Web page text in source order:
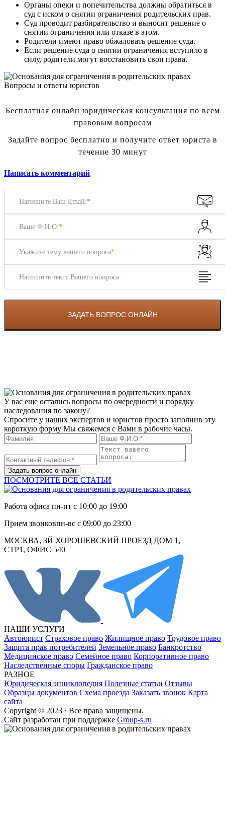
Органы опеки и попечительства должны обратиться в
суд с иском о снятии ограничения родительских прав.
Суд проводит разбирательство и выносит решение о
снятии ограничения или отказе в этом.
Родители имеют право обжаловать решение суда.
Если решение суда о снятии ограничения вступило в
силу, родители могут восстановить свои права.
Вопросы и ответы юристов
Бесплатная онлайн юридическая консультация по всем
правовым вопросам
Задайте вопрос бесплатно и получите ответ юриста в
течение 30 минут
Написать комментарий
Напишите Ваш Email:*
Ваше Ф.И.О:*
Укажите тему вашего вопроса*
Напишите текст Вашего вопроса:
У вас еще остались вопросы по очередности и порядку
наследования по закону?
Спросите у наших экспертов и юристов просто заполнив эту
короткую форму Мы свяжемся с Вами в рабочие часы.
Задать вопрос онлайн
ПОСМОТРИТЕ ВСЕ СТАТЬИ
Работа офиса пн-пт с 10:00 до 19:00
Прием звонковпн-вс с 09:00 до 23:00
МОСКВА, 3Й ХОРОШЕВСКИЙ ПРОЕЗД ДОМ 1,
СТР1, ОФИС 540
НАШИ УСЛУГИ
Автоюрист Страховое право Жилищное право Трудовое право
Защита прав потребителей Земельное право Банкротство
Медицинское право Семейное право Корпоративное право
Наследственные споры Гражданское право
РАЗНОЕ
Юридическая энциклопедия Полезные статьи Отзывы
Образцы документов Схема проезда Заказать звонок Карта
сайта
Copyright © 2023 · Все права защищены.
Cайт разработан при поддержке Group-s.ru